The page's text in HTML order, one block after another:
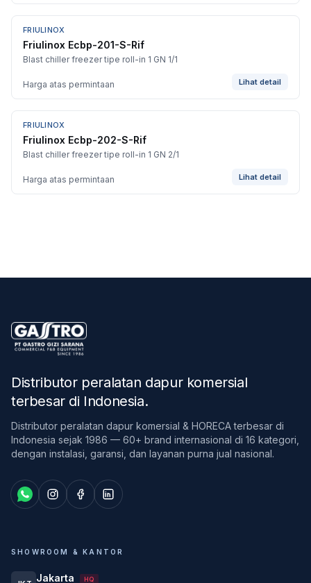
FRIULINOX
Friulinox Ecbp-201-S-Rif
Blast chiller freezer tipe roll-in 1 GN 1/1
Harga atas permintaan Lihat detail
FRIULINOX
Friulinox Ecbp-202-S-Rif
Blast chiller freezer tipe roll-in 1 GN 2/1
Harga atas permintaan Lihat detail
Distributor peralatan dapur komersial
terbesar di Indonesia.
Distributor peralatan dapur komersial & HORECA terbesar di
Indonesia sejak 1986 — 60+ brand internasional di 16 kategori,
dengan instalasi, garansi, dan layanan purna jual nasional.
SHOWROOM & KANTOR
Jakarta HQ